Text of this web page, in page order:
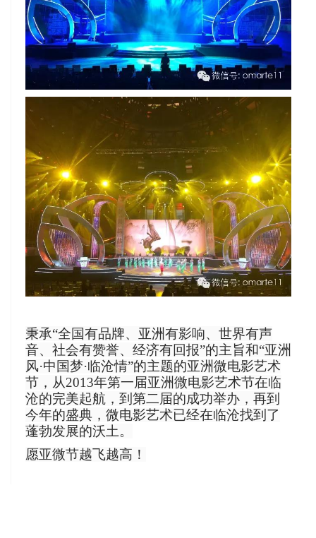
秉承“全国有品牌、亚洲有影响、世界有声
音、社会有赞誉、经济有回报”的主旨和“亚洲
风·中国梦·临沧情”的主题的亚洲微电影艺术
节，从2013年第一届亚洲微电影艺术节在临
沧的完美起航，到第二届的成功举办，再到
今年的盛典，微电影艺术已经在临沧找到了
蓬勃发展的沃土。
愿亚微节越飞越高！